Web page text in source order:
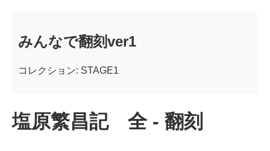
みんなで翻刻ver1
コレクション: STAGE1
塩原繁昌記 全 - 翻刻